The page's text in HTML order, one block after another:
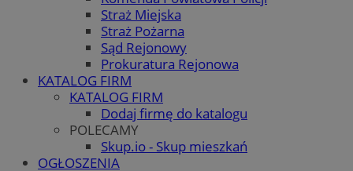
Straż Miejska
Straż Pożarna
Sąd Rejonowy
Prokuratura Rejonowa
KATALOG FIRM
KATALOG FIRM
Dodaj firmę do katalogu
POLECAMY
Skup.io - Skup mieszkań
OGŁOSZENIA